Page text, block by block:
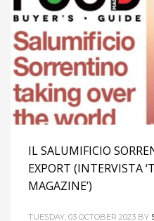
IL SALUMIFICIO
EXPORT (INTERVISTA
MAGAZINE’)
TUESDAY, 03 OCTOBER 2023 BY